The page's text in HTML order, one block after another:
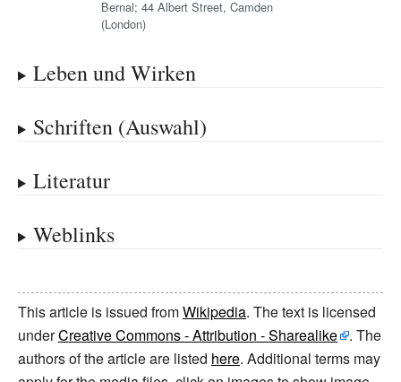
Bernal; 44 Albert Street, Camden
(London)
Leben und Wirken
Schriften (Auswahl)
Literatur
Weblinks
This article is issued fromWikipedia. The text is licensed
underCreative Commons - Attribution - Sharealike
. The
authors of the article are listed here. Additional terms may